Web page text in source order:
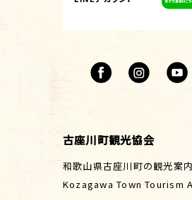
古座川町観光協会
和歌山県古座川町の観光案内
Kozagawa Town Tourism